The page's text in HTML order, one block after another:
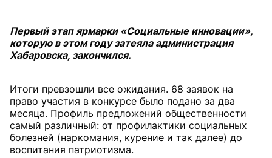
Первый этап ярмарки «Социальные инновации»,
которую в этом году затеяла администрация
Хабаровска, закончился.
Итоги превзошли все ожидания. 68 заявок на
право участия в конкурсе было подано за два
месяца. Профиль предложений общественности
самый различный: от профилактики социальных
болезней (наркомания, курение и так далее) до
воспитания патриотизма.